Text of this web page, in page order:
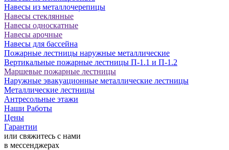
Навесы из металлочерепицы
Навесы стеклянные
Навесы односкатные
Навесы арочные
Навесы для бассейна
Пожарные лестницы наружные металлические
Вертикальные пожарные лестницы П-1.1 и П-1.2
Маршевые пожарные лестницы
Наружные эвакуационные металлические лестницы
Металлические лестницы
Антресольные этажи
Наши Работы
Цены
Гарантии
или свяжитесь с нами
в мессенджерах